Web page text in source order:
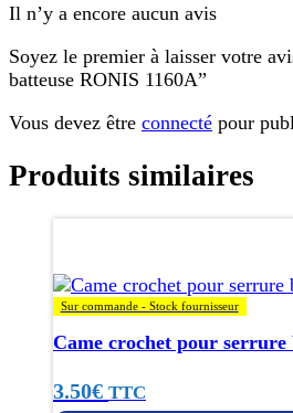
Il n’y a encore aucun avis
Soyez le premier à laisser votre
batteuse RONIS 1160A”
Vous devez être connecté pour
Produits similaires
Sur commande - Stock fournisseur
Came crochet pour serrure
3.50€ TTC